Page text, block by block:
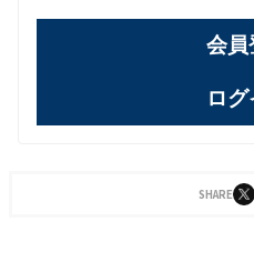
会員
ロ
SHARE